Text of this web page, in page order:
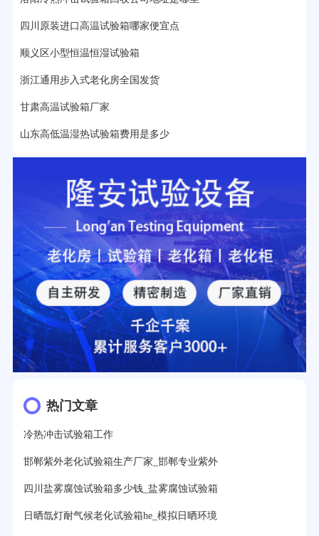
2分钟前用户提问：大型高温老化房价格多少钱？
四川原装进口高温试验箱哪家便宜点
顺义区小型恒温恒湿试验箱
浙江通用步入式老化房全国发货
甘肃高温试验箱厂家
山东高低温湿热试验箱费用是多少
热门文章
冷热冲击试验箱工作
邯郸紫外老化试验箱生产厂家_邯郸专业紫外
四川盐雾腐蚀试验箱多少钱_盐雾腐蚀试验箱
日晒氙灯耐气候老化试验箱he_模拟日晒环境